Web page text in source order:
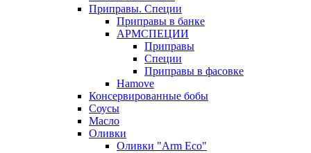
Приправы. Специи
Приправы в банке
АРМСПЕЦИИ
Приправы
Специи
Приправы в фасовке
Hamove
Консервированные бобы
Соусы
Масло
Оливки
Оливки "Arm Eco"